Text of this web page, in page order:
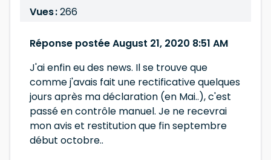
Vues :266
Réponse postée August 21, 2020 8:51 AM
J'ai enfin eu des news. Il se trouve que
comme j'avais fait une rectificative quelques
jours après ma déclaration (en Mai..), c'est
passé en contrôle manuel. Je ne recevrai
mon avis et restitution que fin septembre
début octobre..